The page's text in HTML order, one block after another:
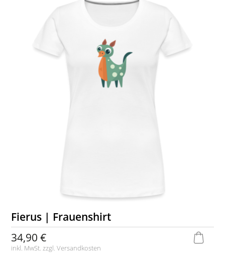
Fierus | Frauenshirt
34,90 €
inkl. MwSt. zzgl.Versandkosten